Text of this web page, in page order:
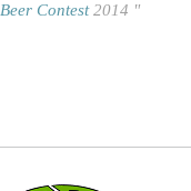
Contest2014 "